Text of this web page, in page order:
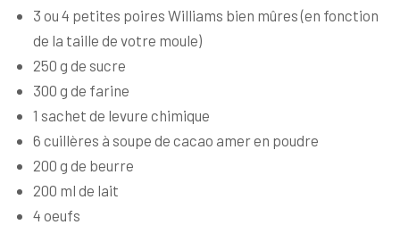
3 ou 4 petites poires Williams bien mûres (en fonction
de la taille de votre moule)
250 g de sucre
300 g de farine
1 sachet de levure chimique
6 cuillères à soupe de cacao amer en poudre
200 g de beurre
200 ml de lait
4 oeufs